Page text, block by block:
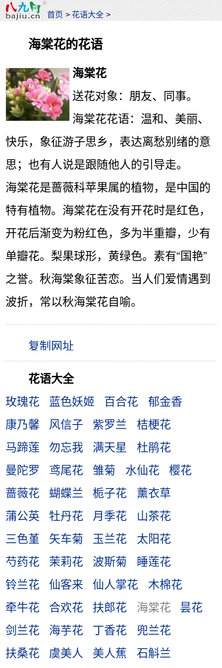
首页 > 花语大全 >
海棠花的花语
海棠花
送花对象：朋友、同事。
海棠花花语：温和、美丽、
快乐，象征游子思乡，表达离愁别绪的意
思；也有人说是跟随他人的引导走。
海棠花是蔷薇科苹果属的植物，是中国的
特有植物。海棠花在没有开花时是红色，
开花后渐变为粉红色，多为半重瓣，少有
单瓣花。梨果球形，黄绿色。素有“国艳”
之誉。秋海棠象征苦恋。当人们爱情遇到
波折，常以秋海棠花自喻。
花语大全
玫瑰花
蓝色妖姬 百合花
郁金香
康乃馨
风信子 紫罗兰
桔梗花
马蹄莲
勿忘我 满天星
杜鹃花
曼陀罗
鸢尾花 雏菊 水仙花
樱花
蔷薇花
蝴蝶兰 栀子花
薰衣草
蒲公英
牡丹花 月季花
山茶花
三色堇
矢车菊 玉兰花
太阳花
芍药花
茉莉花 波斯菊
睡莲花
铃兰花
仙客来 仙人掌花
木棉花
牵牛花
合欢花 扶郎花 海棠花
昙花
剑兰花
海芋花 丁香花
兜兰花
扶桑花
虞美人 美人蕉 石斛兰